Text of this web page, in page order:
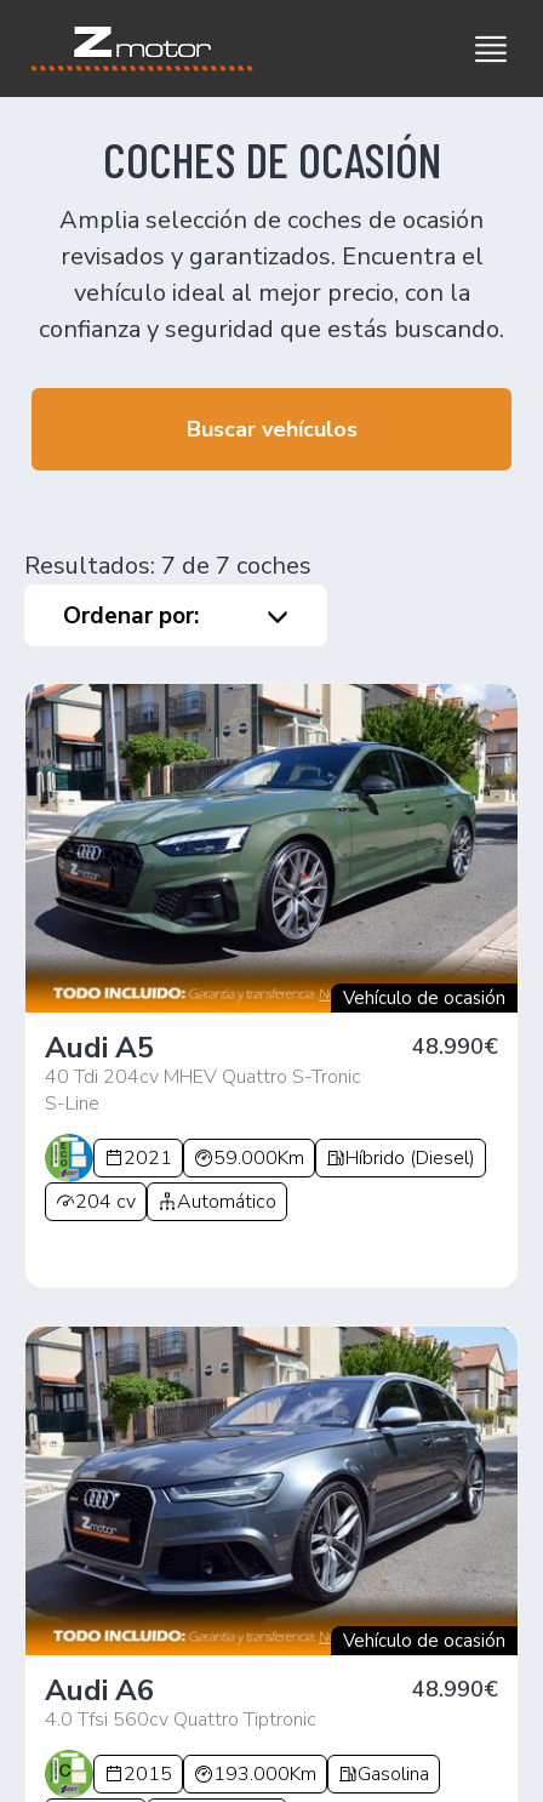
COCHES DE OCASIÓN
Amplia selección de coches de ocasión
revisados y garantizados. Encuentra el
vehículo ideal al mejor precio, con la
confianza y seguridad que estás buscando.
Buscar vehículos
Resultados: 7 de 7 coches
Ordenar por:
Vehículo de ocasión
Audi A5
40 Tdi 204cv MHEV Quattro S-Tronic
S-Line
48.990€
2021 59.000Km
Híbrido (Diesel)
204 cv
Automático
Vehículo de ocasión
Audi A6
4.0 Tfsi 560cv Quattro Tiptronic
48.990€
2015 193.000Km
Gasolina